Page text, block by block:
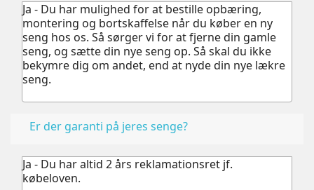
Ja - Du har mulighed for at bestille opbæring,
montering og bortskaffelse når du køber en ny
seng hos os. Så sørger vi for at fjerne din gamle
seng, og sætte din nye seng op. Så skal du ikke
bekymre dig om andet, end at nyde din nye lækre
seng.
Er der garanti på jeres senge?
Ja - Du har altid 2 års reklamationsret jf.
købeloven.